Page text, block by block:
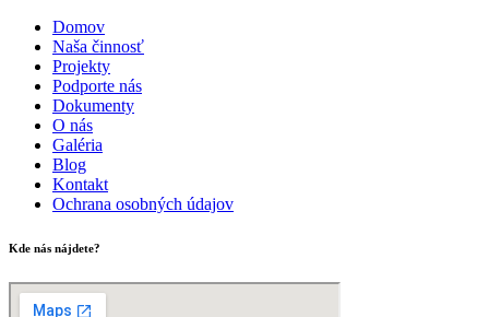
Domov
Naša činnosť
Projekty
Podporte nás
Dokumenty
O nás
Galéria
Blog
Kontakt
Ochrana osobných údajov
Kde nás nájdete?